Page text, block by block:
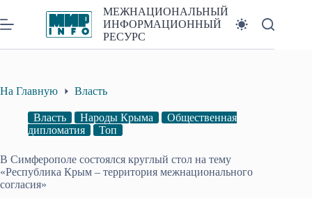
к
сути
МЕЖНАЦИОНАЛЬНЫЙ
ИНФОРМАЦИОННЫЙ
РЕСУРС
На Главную Власть
Власть Народы Крыма
Общественная
дипломатия
Топ
В Симферополе состоялся круглый стол на тему
«Республика Крым – территория межнационального
согласия»